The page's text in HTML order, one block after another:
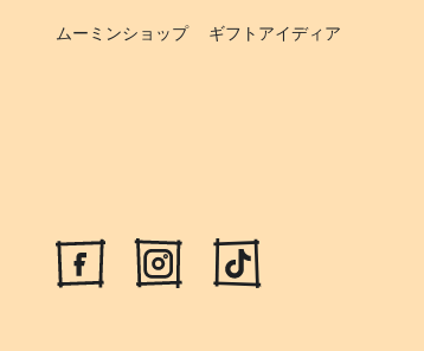
ムーミンショップ ギフトアイディア